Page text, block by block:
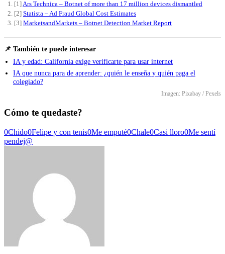
[1] Ars Technica – Botnet of more than 17 million devices dismantled
[2] Statista – Ad Fraud Global Cost Estimates
[3] MarketsandMarkets – Botnet Detection Market Report
📌 También te puede interesar
IA y edad: California exige verificarte para usar internet
IA que nunca para de aprender: ¿quién le enseña y quién paga el
colegiado?
Imagen: Pixabay / Pexels
Cómo te quedaste?
0Chido0Felipe y con tenis0Me emputé0Chale0Casi lloro0Me sentí
pendej@